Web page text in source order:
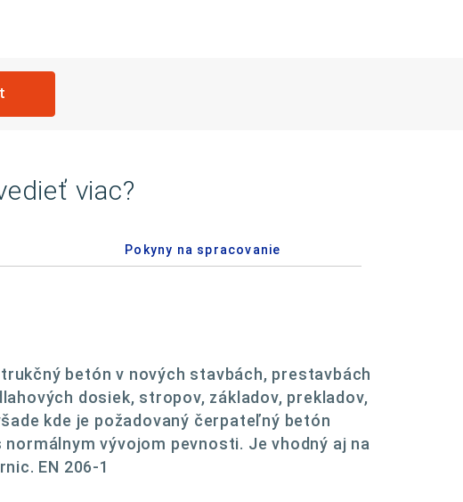
viac?
Pokyny na spracovanie
betón v nových stavbách, prestavbách
dosiek, stropov, základov, prekladov,
kde je požadovaný čerpateľný betón
vývojom pevnosti. Je vhodný aj na
EN 206-1